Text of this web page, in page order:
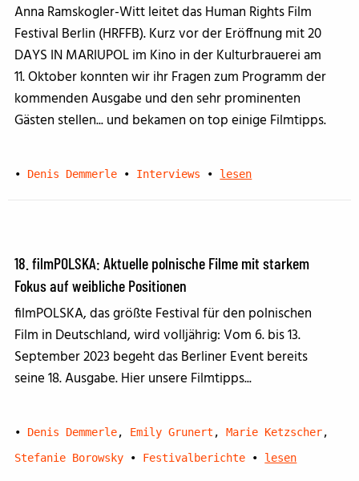
Anna Ramskogler-Witt leitet das Human Rights Film
Festival Berlin (HRFFB). Kurz vor der Eröffnung mit 20
DAYS IN MARIUPOL im Kino in der Kulturbrauerei am
11. Oktober konnten wir ihr Fragen zum Programm der
kommenden Ausgabe und den sehr prominenten
Gästen stellen... und bekamen on top einige Filmtipps.
• Denis Demmerle • Interviews • lesen
18. filmPOLSKA: Aktuelle polnische Filme mit starkem
Fokus auf weibliche Positionen
filmPOLSKA, das größte Festival für den polnischen
Film in Deutschland, wird volljährig: Vom 6. bis 13.
September 2023 begeht das Berliner Event bereits
seine 18. Ausgabe. Hier unsere Filmtipps...
• Denis Demmerle, Emily Grunert ,Marie Ketzscher,
Stefanie Borowsky
• Festivalberichte • lesen